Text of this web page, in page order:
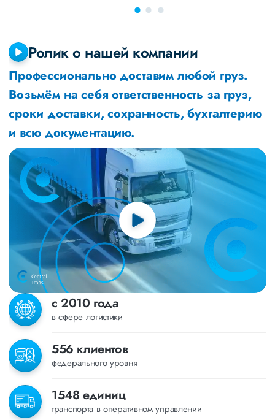
Ролик о нашей компании
Профессионально доставим любой груз.
Возьмём на себя ответственность за груз,
сроки доставки, сохранность, бухгалтерию
и всю документацию.
с 2010 года
в сфере логистики
556 клиентов
федерального уровня
1548 единиц
транспорта в оперативном управлении